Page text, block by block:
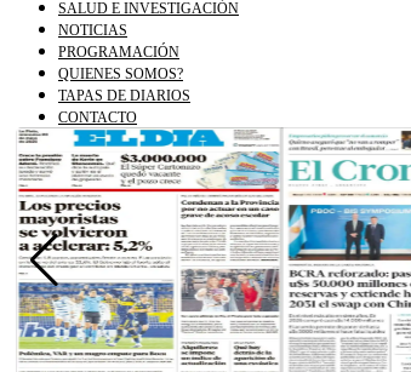
SALUD E INVESTIGACIÓN
NOTICIAS
PROGRAMACIÓN
QUIENES SOMOS?
TAPAS DE DIARIOS
CONTACTO